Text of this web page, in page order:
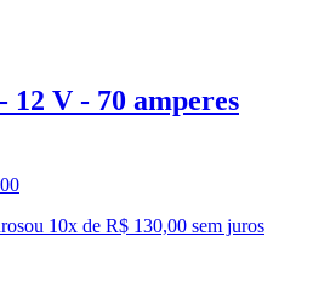
V - 70 amperes
00
ou 10x de R$ 130,00 sem juros